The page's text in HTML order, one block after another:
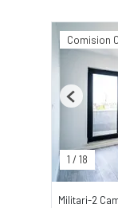
Comision
1 / 18
Previous
Militari-2